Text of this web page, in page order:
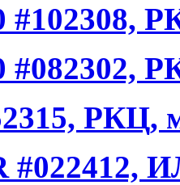
#102308,
#082302,
РКЦ,
#022412,